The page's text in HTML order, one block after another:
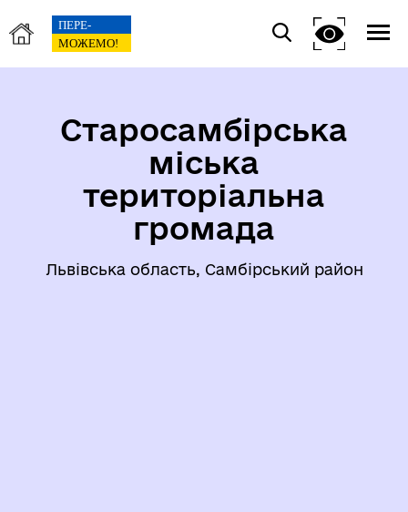
Старосамбірська
міська
територіальна
громада
Львівська область, Самбірський район